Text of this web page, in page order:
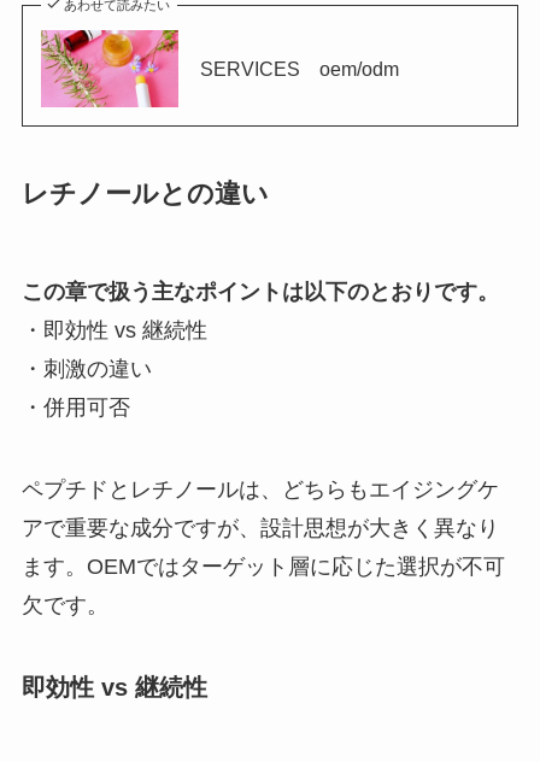
あわせて読みたい
SERVICES oem/odm
レチノールとの違い
この章で扱う主なポイントは以下のとおりです。
・即効性 vs 継続性
・刺激の違い
・併用可否
ペプチドとレチノールは、どちらもエイジングケ
アで重要な成分ですが、設計思想が大きく異なり
ます。OEMではターゲット層に応じた選択が不可
欠です。
即効性 vs 継続性